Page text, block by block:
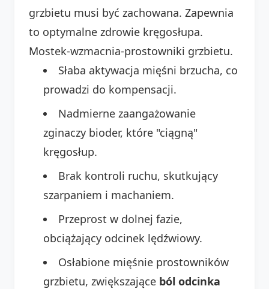
grzbietu musi być zachowana. Zapewnia
to optymalne zdrowie kręgosłupa.
Mostek-wzmacnia-prostowniki grzbietu.
Słaba aktywacja mięśni brzucha, co
prowadzi do kompensacji.
Nadmierne zaangażowanie
zginaczy bioder, które "ciągną"
kręgosłup.
Brak kontroli ruchu, skutkujący
szarpaniem i machaniem.
Przeprost w dolnej fazie,
obciążający odcinek lędźwiowy.
Osłabione mięśnie prostowników
grzbietu, zwiększające ból odcinka